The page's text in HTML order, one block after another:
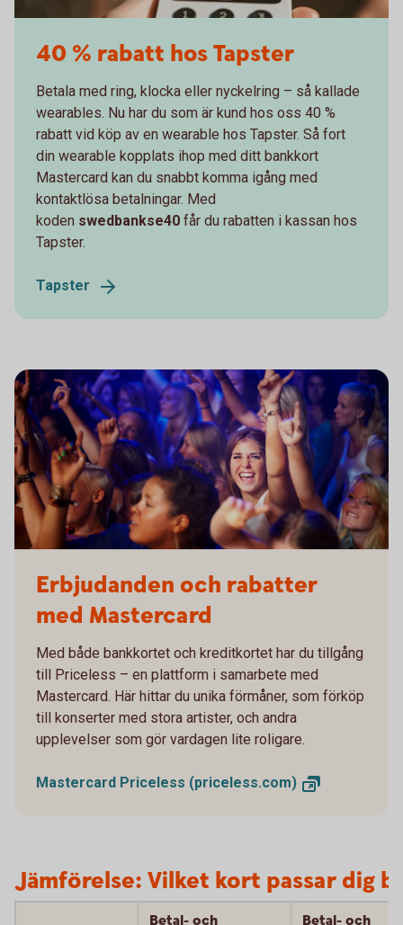
40 % rabatt hos Tapster
Betala med ring, klocka eller nyckelring – så kallade
wearables. Nu har du som är kund hos oss 40 %
rabatt vid köp av en wearable hos Tapster. Så fort
din wearable kopplats ihop med ditt bankkort
Mastercard kan du snabbt komma igång med
kontaktlösa betalningar. Med
koden swedbankse40 får du rabatten i kassan hos
Tapster.
Tapster
Erbjudanden och rabatter
med Mastercard
Med både bankkortet och kreditkortet har du tillgång
till Priceless – en plattform i samarbete med
Mastercard. Här hittar du unika förmåner, som förköp
till konserter med stora artister, och andra
upplevelser som gör vardagen lite roligare.
Mastercard Priceless (priceless.com)
Jämförelse: Vilket kort passar dig
Betal- och Betal- och